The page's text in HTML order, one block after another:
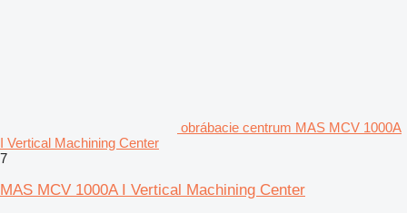
obrábacie centrum MAS MCV 1000A
I Vertical Machining Center
7
MAS MCV 1000A I Vertical Machining Center